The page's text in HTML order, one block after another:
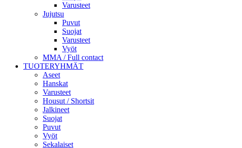
Varusteet
Jujutsu
Puvut
Suojat
Varusteet
Vyöt
MMA / Full contact
TUOTERYHMÄT
Aseet
Hanskat
Varusteet
Housut / Shortsit
Jalkineet
Suojat
Puvut
Vyöt
Sekalaiset